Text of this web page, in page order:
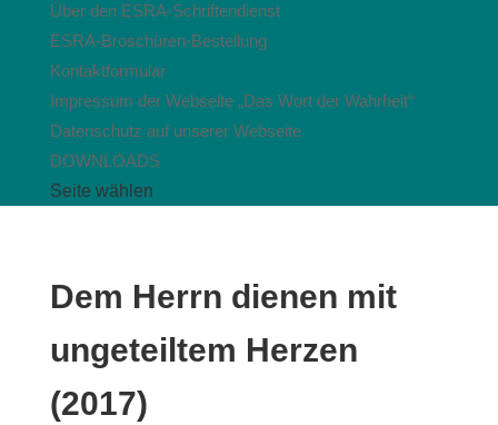
Über den ESRA-Schriftendienst
ESRA-Broschüren-Bestellung
Kontaktformular
Impressum der Webseite „Das Wort der Wahrheit“
Datenschutz auf unserer Webseite
DOWNLOADS
Seite wählen
Dem Herrn dienen mit
ungeteiltem Herzen
(2017)